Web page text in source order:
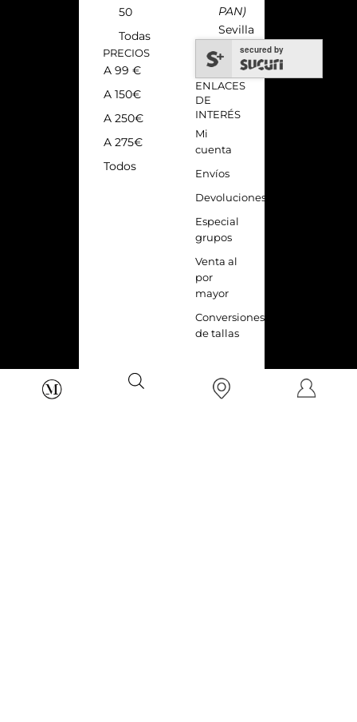
50
Todas
PRECIOS
A 99 €
A 150€
A 250€
A 275€
Todos
PAN)
Sevilla
secured by
ENLACES
DE
INTERÉS
Mi
cuenta
Envíos
Devoluciones
Especial
grupos
Venta al
por
mayor
Conversiones
de tallas